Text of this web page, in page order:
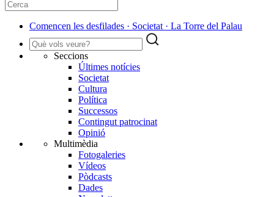
Comencen les desfilades · Societat · La Torre del Palau
Seccions
Últimes notícies
Societat
Cultura
Política
Successos
Contingut patrocinat
Opinió
Multimèdia
Fotogaleries
Vídeos
Pòdcasts
Dades